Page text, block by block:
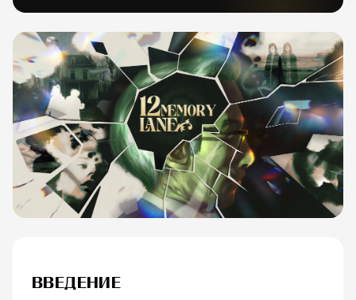
ВВЕДЕНИЕ